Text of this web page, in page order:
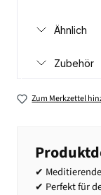
Ähnlich
Zubehör
Zum Merkzettel
✔
✔ Perfekt für